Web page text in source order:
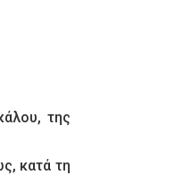
της
κατά τη